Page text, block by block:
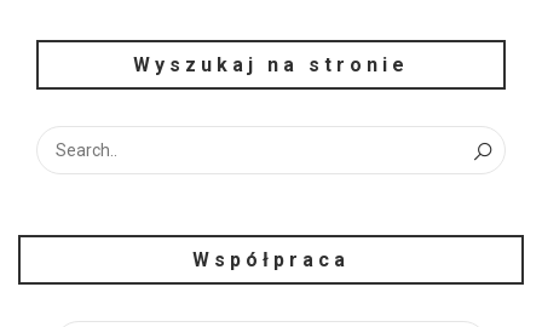
Wyszukaj na stronie
Współpraca